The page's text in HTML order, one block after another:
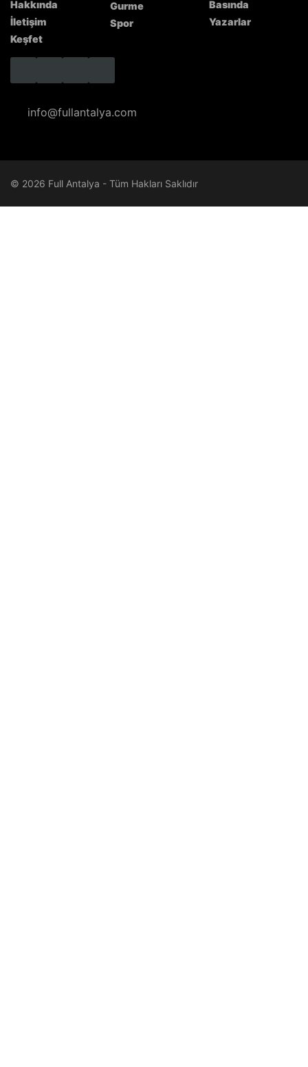
Hakkında
İletişim
Keşfet
Gurme
Spor
Basında
Yazarlar
info@fullantalya.com
© 2026 Full Antalya - Tüm Hakları Saklıdır